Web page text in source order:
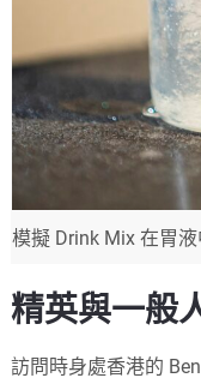
模擬 Drink Mix 在胃
精英與一般
訪問時身處香港的